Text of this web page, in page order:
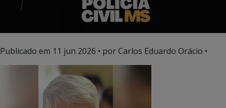
Publicado em 11 jun 2026 • por Carlos Eduardo Orácio •